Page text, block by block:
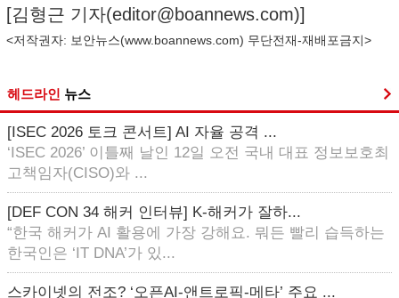
[김형근 기자(editor@boannews.com)]
<저작권자: 보안뉴스(www.boannews.com) 무단전재-재배포금지>
헤드라인 뉴스
[ISEC 2026 토크 콘서트] AI 자율 공격 ...
‘ISEC 2026’ 이틀째 날인 12일 오전 국내 대표 정보보호최
고책임자(CISO)와 ...
[DEF CON 34 해커 인터뷰] K-해커가 잘하...
“한국 해커가 AI 활용에 가장 강해요. 뭐든 빨리 습득하는
한국인은 ‘IT DNA’가 있...
스카이넷의 전조? ‘오픈AI-앤트로픽-메타’ 주요 ...